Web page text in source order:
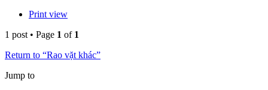
Print view
1 post • Page 1 of 1
Return to “Rao vặt khác”
Jump to